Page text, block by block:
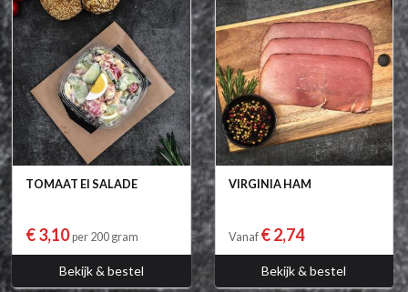
TOMAAT EI SALADE
€ 3,10per 200 gram
Bekijk & bestel
VIRGINIA HAM
Vanaf € 2,74
Bekijk & bestel